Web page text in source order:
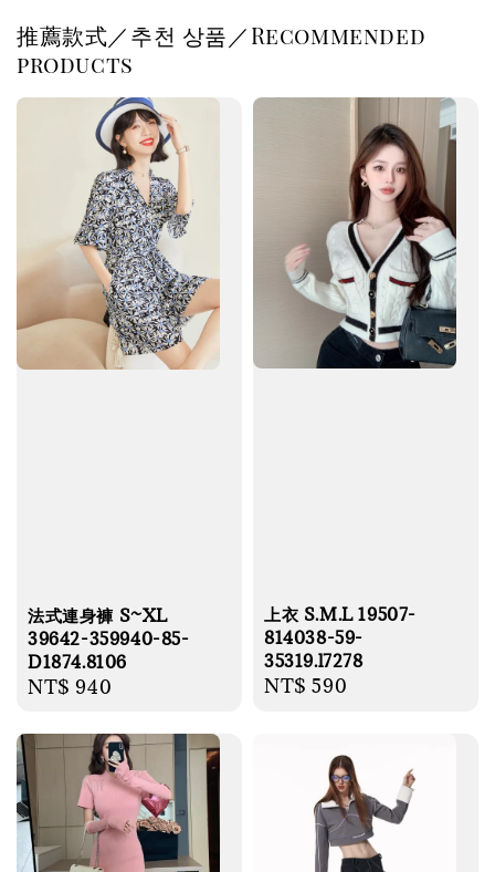
推薦款式／추천 상품／Recommended
products
法式連身褲 S~XL
39642-359940-85-
D1874.8106
Regular
NT$ 940
上衣 S.M.L 19507-
814038-59-
35319.l7278
Regular
NT$ 590